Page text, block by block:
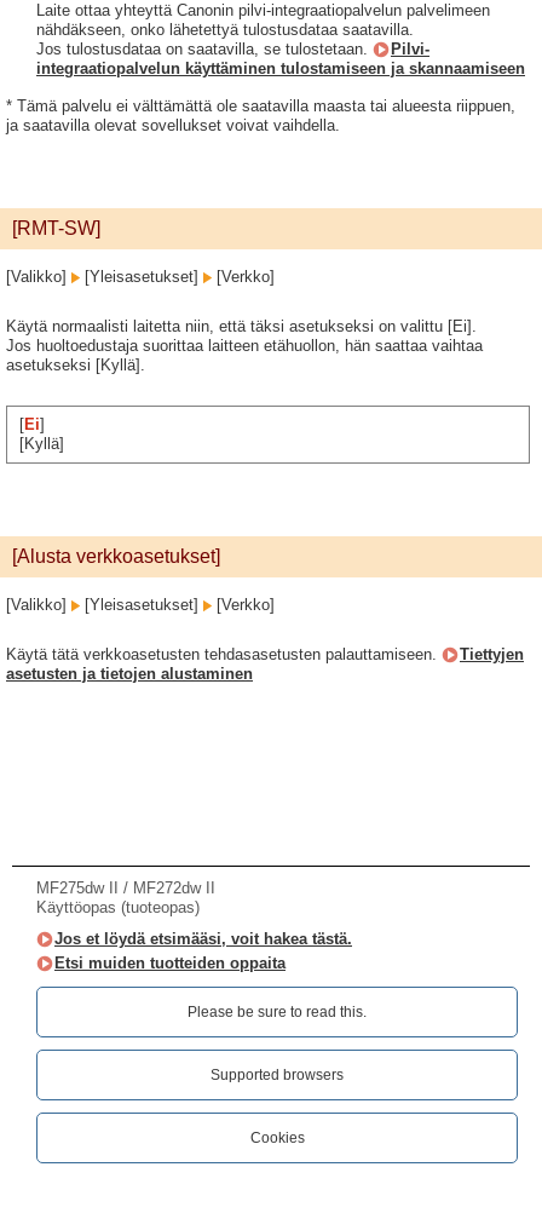
Laite ottaa yhteyttä Canonin pilvi-integraatiopalvelun palvelimeen
nähdäkseen, onko lähetettyä tulostusdataa saatavilla.
Jos tulostusdataa on saatavilla, se tulostetaan.
Pilvi-
integraatiopalvelun käyttäminen tulostamiseen ja skannaamiseen
* Tämä palvelu ei välttämättä ole saatavilla maasta tai alueesta riippuen,
ja saatavilla olevat sovellukset voivat vaihdella.
[RMT-SW]
[Valikko] [Yleisasetukset] [Verkko]
Käytä normaalisti laitetta niin, että täksi asetukseksi on valittu [Ei].
Jos huoltoedustaja suorittaa laitteen etähuollon, hän saattaa vaihtaa
asetukseksi [Kyllä].
[Ei]
[Kyllä]
[Alusta verkkoasetukset]
[Valikko] [Yleisasetukset] [Verkko]
Käytä tätä verkkoasetusten tehdasasetusten palauttamiseen.
Tiettyjen
asetusten ja tietojen alustaminen
MF275dw II / MF272dw II
Käyttöopas (tuoteopas)
Jos et löydä etsimääsi, voit hakea tästä.
Etsi muiden tuotteiden oppaita
Please be sure to read this.‎
Supported browsers
Cookies